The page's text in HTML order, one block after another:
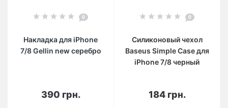
0
Накладка для iPhone
7/8 Gellin new серебро
390 грн.
0
Силиконовый чехол
Baseus Simple Case для
iPhone 7/8 черный
184 грн.